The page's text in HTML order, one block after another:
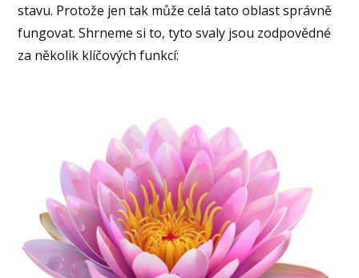
stavu. Protože jen tak může celá tato oblast správně
fungovat. Shrneme si to, tyto svaly jsou zodpovědné
za několik klíčových funkcí: